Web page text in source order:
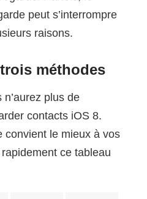
peut s’interrompre
raisons.
méthodes
plus de
contacts iOS 8.
convient le mieux à vos
ce tableau